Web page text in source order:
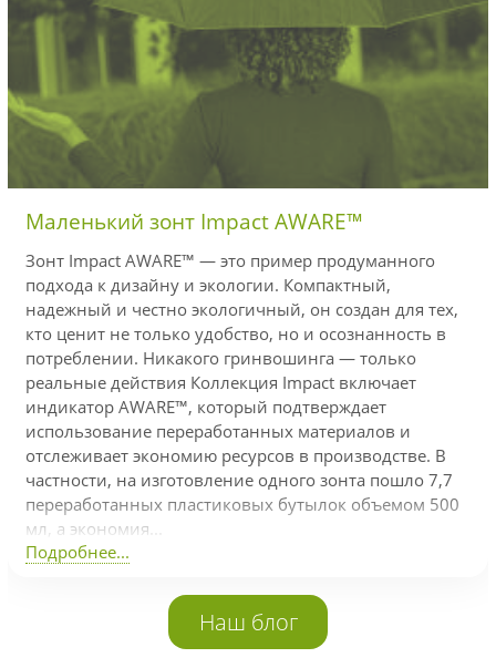
Маленький зонт Impact AWARE™
Зонт Impact AWARE™ — это пример продуманного
подхода к дизайну и экологии. Компактный,
надежный и честно экологичный, он создан для тех,
кто ценит не только удобство, но и осознанность в
потреблении. Никакого гринвошинга — только
реальные действия Коллекция Impact включает
индикатор AWARE™, который подтверждает
использование переработанных материалов и
отслеживает экономию ресурсов в производстве. В
частности, на изготовление одного зонта пошло 7,7
переработанных пластиковых бутылок объемом 500
мл, а экономия...
Подробнее...
Наш блог